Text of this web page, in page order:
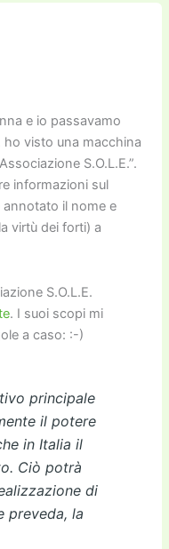
gr y e di
e io passavamo
ho visto una macchina
S.O.L.E.”.
informazioni sul
il nome e
virtù dei forti) a
S.O.L.E.
. I suoi scopi mi
a caso: :-)
principale
il potere
in Italia il
Ciò potrà
di
preveda, la